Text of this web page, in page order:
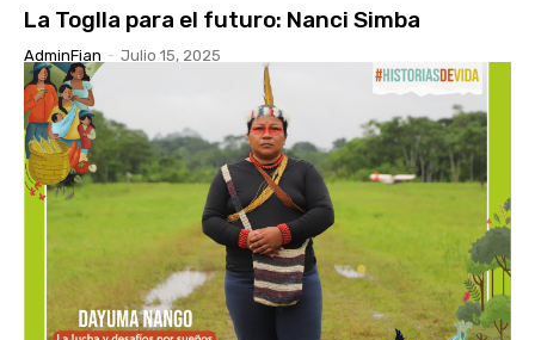
La Toglla para el futuro: Nanci Simba
AdminFian - Julio 15, 2025